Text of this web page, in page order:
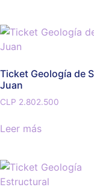
Ticket Geología de
Juan
CLP 2.802.500
Leer más